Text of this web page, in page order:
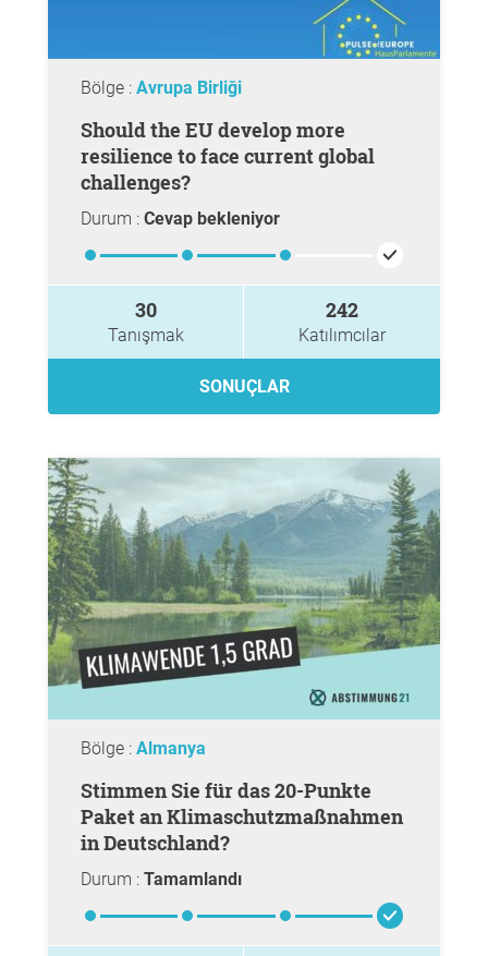
Bölge : Avrupa Birliği
Should the EU develop more
resilience to face current global
challenges?
Durum : Cevap bekleniyor
30
Tanışmak
242
Katılımcılar
SONUÇLAR
Bölge : Almanya
Stimmen Sie für das 20-Punkte
Paket an Klimaschutzmaßnahmen
in Deutschland?
Durum : Tamamlandı